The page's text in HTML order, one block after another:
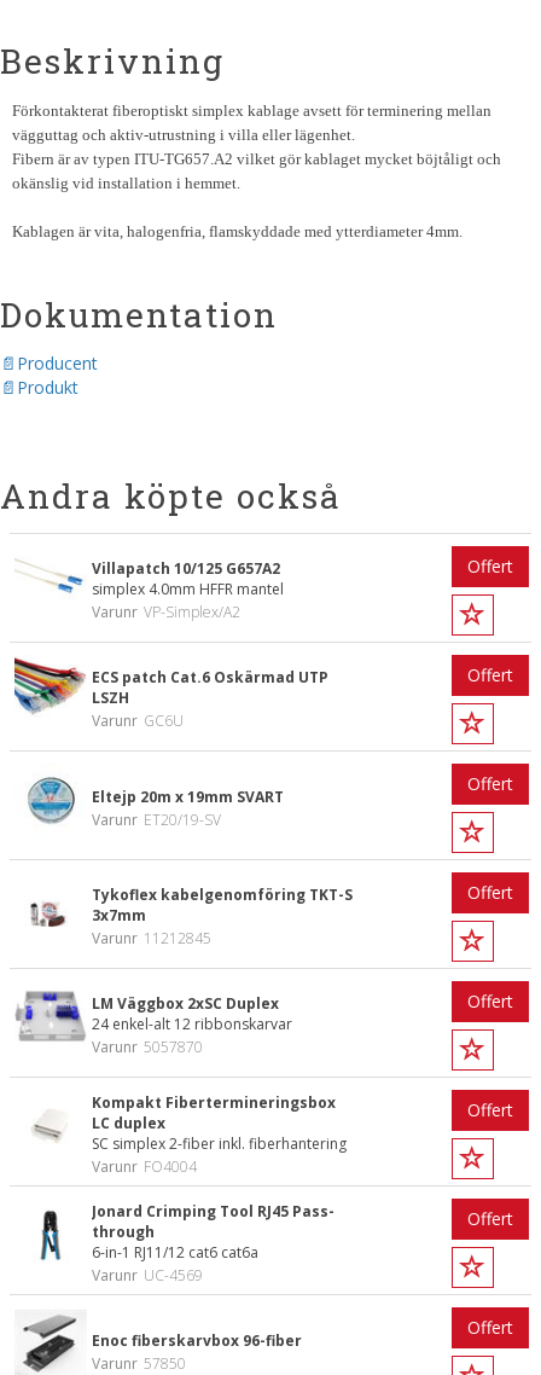
Beskrivning
Förkontakterat fiberoptiskt simplex kablage avsett för terminering mellan
vägguttag och aktiv-utrustning i villa eller lägenhet.
Fibern är av typen ITU-TG657.A2 vilket gör kablaget mycket böjtåligt och
okänslig vid installation i hemmet.
Kablagen är vita, halogenfria, flamskyddade med ytterdiameter 4mm.
Dokumentation
Producent
Produkt
Andra köpte också
Villapatch 10/125 G657A2
simplex 4.0mm HFFR mantel
Varunr VP-Simplex/A2
Offert
ECS patch Cat.6 Oskärmad UTP
LSZH
Varunr GC6U
Offert
Eltejp 20m x 19mm SVART
Varunr ET20/19-SV
Offert
Tykoflex kabelgenomföring TKT-S
3x7mm
Varunr 11212845
Offert
LM Väggbox 2xSC Duplex
24 enkel-alt 12 ribbonskarvar
Varunr 5057870
Offert
Kompakt Fibertermineringsbox
LC duplex
SC simplex 2-fiber inkl. fiberhantering
Varunr FO4004
Offert
Jonard Crimping Tool RJ45 Pass-
through
6-in-1 RJ11/12 cat6 cat6a
Varunr UC-4569
Offert
Enoc fiberskarvbox 96-fiber
Varunr 57850
Offert